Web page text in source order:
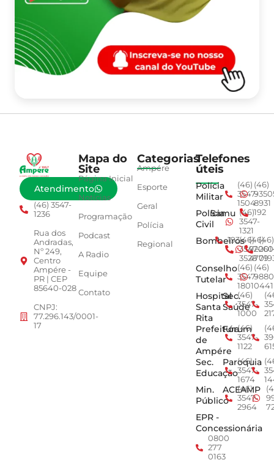
Atendimento
(46) 3547-
1236
Rua dos
Andradas,
Nº 249,
Centro
Ampére -
PR | CEP
85640-028
CNPJ:
77.296.143/0001-
17
Mapa do
Site
Página Inicial
Notícias
Programação
Podcast
A Radio
Equipe
Contato
Categorias
Ampére
Esporte
Geral
Polícia
Regional
Telefones
úteis
Polícia
Militar
(46)
3547-
1504
(46)
8931
Polícia
Civil
Samu (46)
3547-
1321
192
Bombeiros
193(46)
3547-
3528
(46)
4779
(46)
Conselho
Tutelar
(46)
3547-
1801
(46)
0441
Hospital
Santa
Rita
Sec.
Saúde
(46)
3547-
1000
Prefeitura
de
Ampére
Fórum
(46)
3547-
1122
Sec.
Educação
Paroquia
(46)
3547-
1674
Min.
Público
ACEAMP
(46)
3547-
2964
EPR -
Concessionária
0800
277
0163